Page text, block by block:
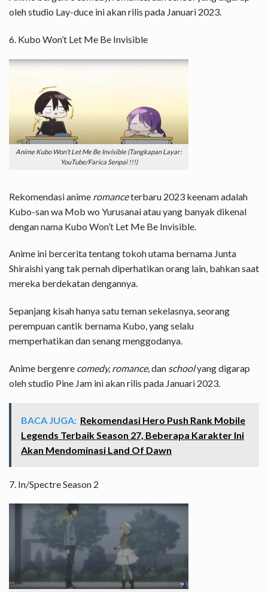
oleh studio Lay-duce ini akan rilis pada Januari 2023.
6. Kubo Won’t Let Me Be Invisible
Anime Kubo Won’t Let Me Be Invisible (Tangkapan Layar:
YouTube/Farica Senpai !!!)
Rekomendasi anime romanceterbaru 2023 keenam adalah
Kubo-san wa Mob wo Yurusanai atau yang banyak dikenal
dengan nama Kubo Won’t Let Me Be Invisible.
Anime ini bercerita tentang tokoh utama bernama Junta
Shiraishi yang tak pernah diperhatikan orang lain, bahkan saat
mereka berdekatan dengannya.
Sepanjang kisah hanya satu teman sekelasnya, seorang
perempuan cantik bernama Kubo, yang selalu
memperhatikan dan senang menggodanya.
Anime bergenre comedy, romance, dan schoolyang digarap
oleh studio Pine Jam ini akan rilis pada Januari 2023.
BACA JUGA: Rekomendasi Hero Push Rank Mobile
Legends Terbaik Season 27, Beberapa Karakter Ini
Akan Mendominasi Land Of Dawn
7. In/Spectre Season 2